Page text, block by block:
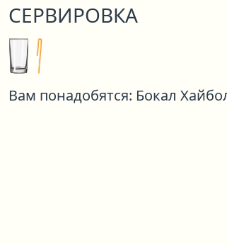
СЕРВИРОВКА
Вам понадобятся: Бокал